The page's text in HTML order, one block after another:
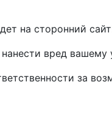
на сторонний
вред вашему
за